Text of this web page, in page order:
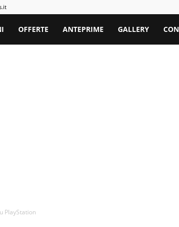
OFFERTE ANTEPRIME GALLERY
PlayStation